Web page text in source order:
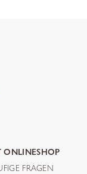
ONLINESHOP
FRAGEN